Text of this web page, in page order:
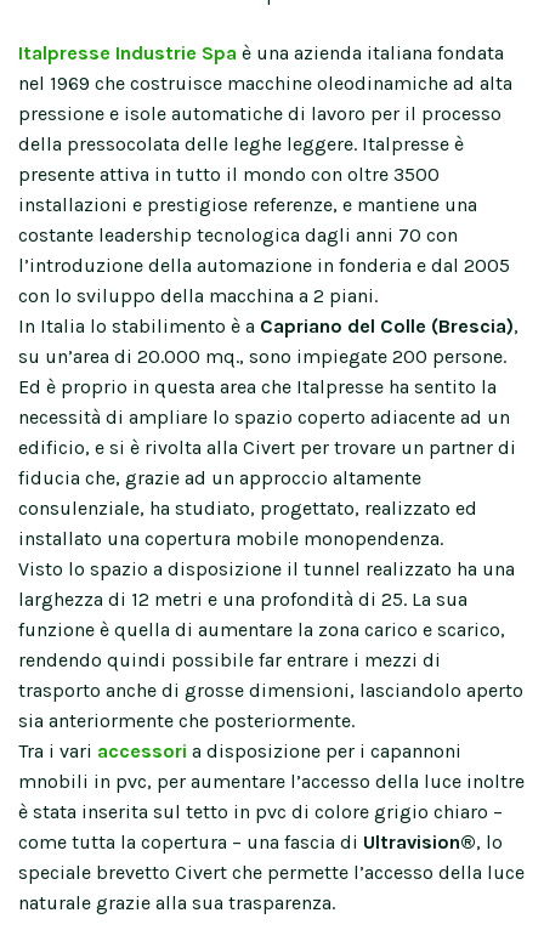
Italpresse Industrie Spa è una azienda italiana fondata
nel 1969 che costruisce macchine oleodinamiche ad alta
pressione e isole automatiche di lavoro per il processo
della pressocolata delle leghe leggere. Italpresse è
presente attiva in tutto il mondo con oltre 3500
installazioni e prestigiose referenze, e mantiene una
costante leadership tecnologica dagli anni 70 con
l’introduzione della automazione in fonderia e dal 2005
con lo sviluppo della macchina a 2 piani.
In Italia lo stabilimento è a Capriano del Colle (Brescia),
su un’area di 20.000 mq., sono impiegate 200 persone.
Ed è proprio in questa area che Italpresse ha sentito la
necessità di ampliare lo spazio coperto adiacente ad un
edificio, e si è rivolta alla Civert per trovare un partner di
fiducia che, grazie ad un approccio altamente
consulenziale, ha studiato, progettato, realizzato ed
installato una copertura mobile monopendenza.
Visto lo spazio a disposizione il tunnel realizzato ha una
larghezza di 12 metri e una profondità di 25. La sua
funzione è quella di aumentare la zona carico e scarico,
rendendo quindi possibile far entrare i mezzi di
trasporto anche di grosse dimensioni, lasciandolo aperto
sia anteriormente che posteriormente.
Tra i vari accessori a disposizione per i capannoni
mnobili in pvc, per aumentare l’accesso della luce inoltre
è stata inserita sul tetto in pvc di colore grigio chiaro –
come tutta la copertura – una fascia di Ultravision®, lo
speciale brevetto Civert che permette l’accesso della luce
naturale grazie alla sua trasparenza.